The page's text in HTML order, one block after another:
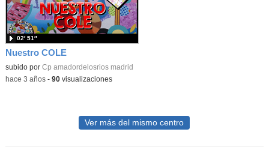
Nuestro COLE
subido por Cp amadordelosrios madrid
02′ 51″
-hace 3 años- 90visualizaciones
Ver más del mismo centro